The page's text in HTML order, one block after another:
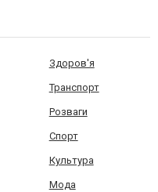
Здоров'я
Транспорт
Розваги
Спорт
Культура
Мода